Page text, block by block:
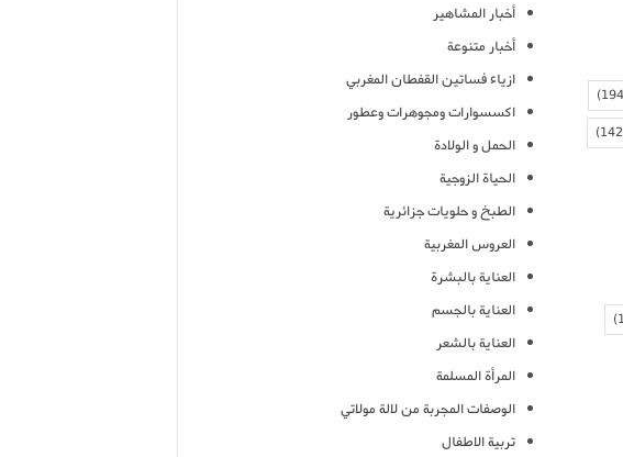
أخبار المشاهير
أخبار متنوعة
ازياء فساتين القفطان المغربي
اكسسوارات ومجوهرات وعطور
الحمل و الولادة
الحياة الزوجية
الطبخ و حلويات جزائرية
العروس المغربية
العناية بالبشرة
العناية بالجسم
العناية بالشعر
المرأة المسلمة
الوصفات المجربة من لالة مولاتي
تربية الاطفال